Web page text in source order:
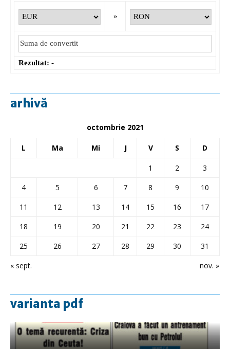
»
Rezultat: -
arhivă
octombrie 2021
L Ma Mi J V S D
« sept. nov. »
1 2
3
4
5 6 7 8 9
10
11
12 13 14 15 16
17
18
19 20 21 22 23
24
25
26 27 28 29 30 31
varianta pdf